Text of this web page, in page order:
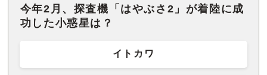
今年2月、探査機「はやぶさ2」が着陸に成
功した小惑星は？
イトカワ